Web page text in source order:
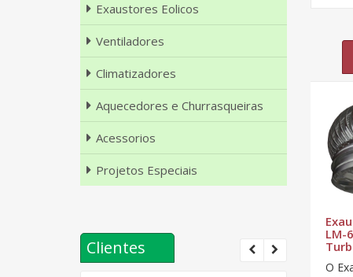
LM-30 Gold
O Exaustor Eólico -
O Exaustor Eólico
LM-
O
Exaustores Eolicos
Ventiladores
Climatizadores
Aquecedores e Churrasqueiras
Acessorios
Projetos Especiais
Clientes